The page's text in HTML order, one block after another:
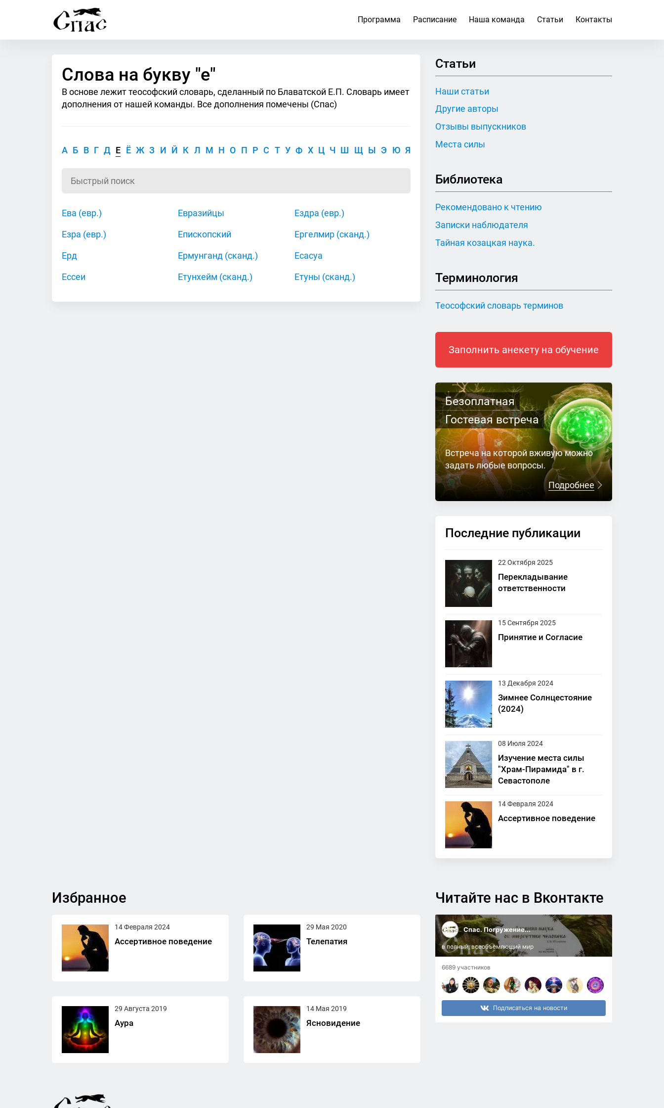
Программа Расписание Наша команда Статьи Контакты
Слова на букву "е"
В основе лежит теософский словарь, сделанный по Блаватской Е.П. Словарь имеет
дополнения от нашей команды. Все дополнения помечены (Спас)
А Б В Г Д Е Ё Ж З И Й К Л М Н О П Р С Т У Ф Х Ц Ч Ш Щ Ы Э Ю Я
Ева (евр.) Евразийцы Ездра (евр.)
Езра (евр.) Епископский Ергелмир (сканд.)
Ерд Ермунганд (сканд.) Есасуа
Ессеи Етунхейм (сканд.) Етуны (сканд.)
Статьи
Наши статьи
Другие авторы
Отзывы выпускников
Места силы
Библиотека
Рекомендовано к чтению
Записки наблюдателя
Тайная козацкая наука.
Терминология
Теософский словарь терминов
Заполнить анекету на обучение
Безоплатная
Гостевая встреча
Встреча на которой вживую можно
задать любые вопросы.
Подробнее
Последние публикации
22 Октября 2025
Перекладывание
ответственности
15 Сентября 2025
Принятие и Согласие
13 Декабря 2024
Зимнее Солнцестояние
(2024)
08 Июля 2024
Изучение места силы
"Храм-Пирамида" в г.
Севастополе
14 Февраля 2024
Ассертивное поведение
Избранное
14 Февраля 2024
Ассертивное поведение
29 Мая 2020
Телепатия
29 Августа 2019
Аура
14 Мая 2019
Ясновидение
Читайте нас в Вконтакте
Спас. Погружение...
в полный, всеобъемлющий мир
6689 участников
Подписаться на новости